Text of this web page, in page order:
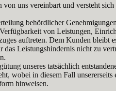
uns vereinbart und versteht
behördlicher
von Leistungen,
auftreten. Dem Kunden bleibt
Leistungshindernis nicht zu
unseres tatsächlich
wobei in diesem Fall unsererseits
hinweisen.